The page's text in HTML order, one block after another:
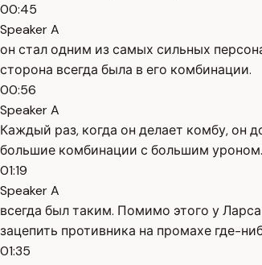
00:45
Speaker A
он стал одним из самых сильных
сторона всегда была в его комбинации.
00:56
Speaker A
Каждый раз, когда он делает комбу, он
большие комбинации с большим
01:19
Speaker A
всегда был таким. Помимо этого у
зацепить противника на промахе где-
01:35